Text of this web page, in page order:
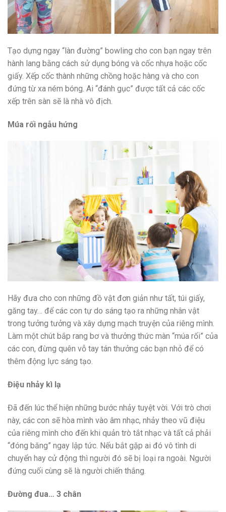
Tạo dựng ngay “làn đường” bowling cho con bạn ngay trên
hành lang bằng cách sử dụng bóng và cốc nhựa hoặc cốc
giấy. Xếp cốc thành những chồng hoặc hàng và cho con
đứng từ xa ném bóng. Ai “đánh gục” được tất cả các cốc
xếp trên sàn sẽ là nhà vô địch.
Múa rối ngẫu hứng
Hãy đưa cho con những đồ vật đơn giản như tất, túi giấy,
găng tay… để các con tự do sáng tạo ra những nhân vật
trong tưởng tưởng và xây dựng mạch truyện của riêng mình.
Làm một chút bắp rang bơ và thưởng thức màn “múa rối” của
các con, đừng quên vỗ tay tán thưởng các bạn nhỏ để có
thêm động lực sáng tạo.
Điệu nhảy kì lạ
Đã đến lúc thể hiện những bước nhảy tuyệt vời. Với trò chơi
này, các con sẽ hòa mình vào âm nhạc, nhảy theo vũ điệu
của riêng mình cho đến khi quản trò tắt nhạc và tất cả phải
“đóng băng” ngay lập tức. Nếu bắt gặp ai đó vô tình di
chuyển hay cử động thì người đó sẽ bị loại ra ngoài. Người
đứng cuối cùng sẽ là người chiến thắng.
Đường đua… 3 chân